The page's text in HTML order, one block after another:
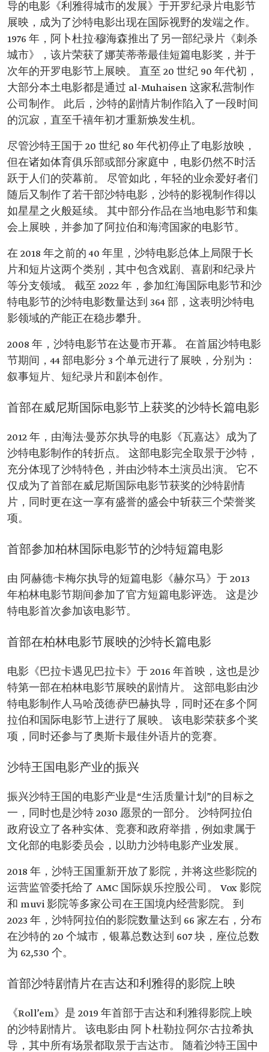
导的电影《利雅得城市的发展》于开罗纪录片电影节
展映，成为了沙特电影出现在国际视野的发端之作。
1976 年，阿卜杜拉·穆海森推出了另一部纪录片《刺杀
城市》，该片荣获了娜芙蒂蒂最佳短篇电影奖，并于
次年的开罗电影节上展映。 直至 20 世纪 90 年代初，
大部分本土电影都是通过 al-Muhaisen 这家私营制作
公司制作。 此后，沙特的剧情片制作陷入了一段时间
的沉寂，直至千禧年初才重新焕发生机。
尽管沙特王国于 20 世纪 80 年代初停止了电影放映，
但在诸如体育俱乐部或部分家庭中，电影仍然不时活
跃于人们的荧幕前。 尽管如此，年轻的业余爱好者们
随后又制作了若干部沙特电影，沙特的影视制作得以
如星星之火般延续。 其中部分作品在当地电影节和集
会上展映，并参加了阿拉伯和海湾国家的电影节。
在 2018 年之前的 40 年里，沙特电影总体上局限于长
片和短片这两个类别，其中包含戏剧、喜剧和纪录片
等分支领域。 截至 2022 年，参加红海国际电影节和沙
特电影节的沙特电影数量达到 364 部，这表明沙特电
影领域的产能正在稳步攀升。
2008 年，沙特电影节在达曼市开幕。 在首届沙特电影
节期间，44 部电影分 3 个单元进行了展映，分别为：
叙事短片、短纪录片和剧本创作。
首部在威尼斯国际电影节上获奖的沙特长篇电影
2012 年，由海法·曼苏尔执导的电影《瓦嘉达》成为了
沙特电影制作的转折点。 这部电影完全取景于沙特，
充分体现了沙特特色，并由沙特本土演员出演。 它不
仅成为了首部在威尼斯国际电影节获奖的沙特剧情
片，同时更在这一享有盛誉的盛会中斩获三个荣誉奖
项。
首部参加柏林国际电影节的沙特短篇电影
由 阿赫德·卡梅尔执导的短篇电影《赫尔马》于 2013
年柏林电影节期间参加了官方短篇电影评选。 这是沙
特电影首次参加该电影节。
首部在柏林电影节展映的沙特长篇电影
电影《巴拉卡遇见巴拉卡》于 2016 年首映，这也是沙
特第一部在柏林电影节展映的剧情片。 这部电影由沙
特电影制作人马哈茂德·萨巴赫执导，同时还在多个阿
拉伯和国际电影节上进行了展映。 该电影荣获多个奖
项，同时还参与了奥斯卡最佳外语片的竞赛。
沙特王国电影产业的振兴
振兴沙特王国的电影产业是“生活质量计划”的目标之
一，同时也是沙特 2030 愿景的一部分。 沙特阿拉伯
政府设立了各种实体、竞赛和政府举措，例如隶属于
文化部的电影委员会，以助力沙特电影产业发展。
2018 年，沙特王国重新开放了影院，并将这些影院的
运营监管委托给了 AMC 国际娱乐控股公司。 Vox 影院
和 muvi 影院等多家公司在王国境内经营影院。 到
2023 年，沙特阿拉伯的影院数量达到 66 家左右，分布
在沙特的 20 个城市，银幕总数达到 607 块，座位总数
为 62,530 个。
首部沙特剧情片在吉达和利雅得的影院上映
《Roll’em》是 2019 年首部于吉达和利雅得影院上映
的沙特剧情片。 该电影由 阿卜杜勒拉·阿尔·古拉希执
导，其中所有场景都取景于吉达市。 随着沙特王国中